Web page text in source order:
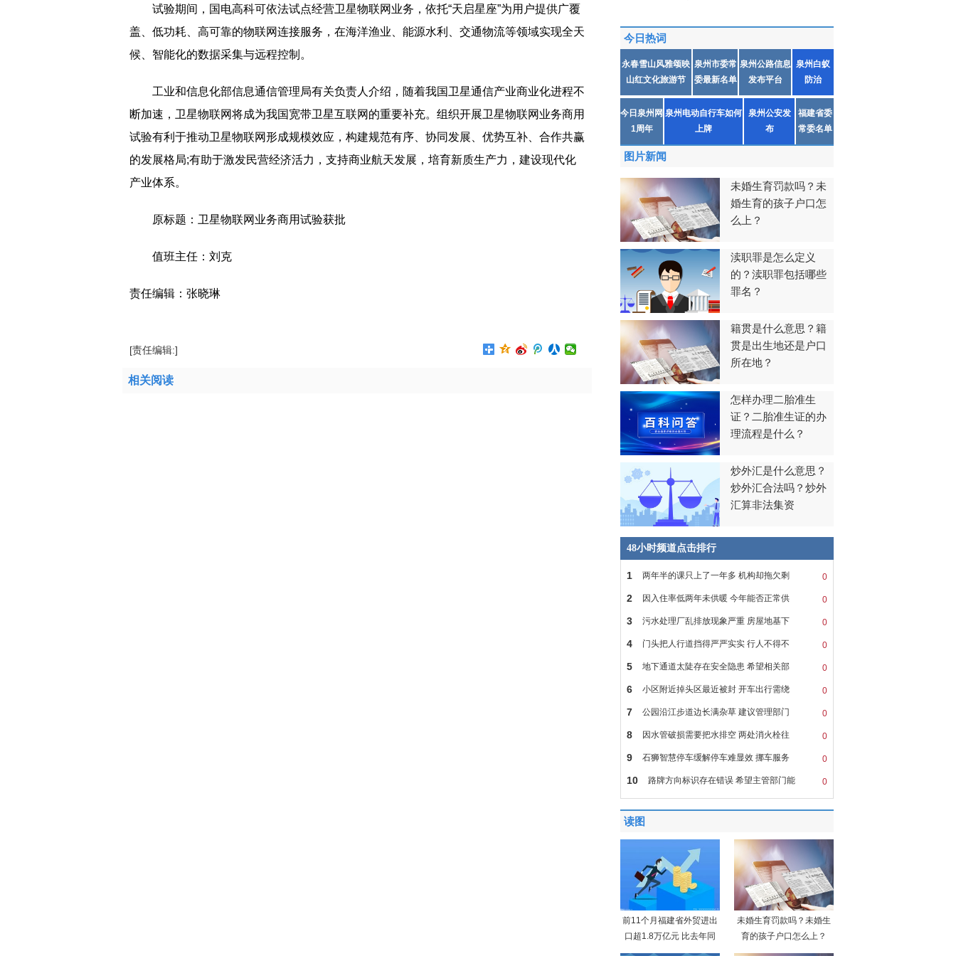
试验期间，国电高科可依法试点经营卫星物联网业务，依托“天启星座”为用户提供广覆
盖、低功耗、高可靠的物联网连接服务，在海洋渔业、能源水利、交通物流等领域实现全天
候、智能化的数据采集与远程控制。
工业和信息化部信息通信管理局有关负责人介绍，随着我国卫星通信产业商业化进程不
断加速，卫星物联网将成为我国宽带卫星互联网的重要补充。组织开展卫星物联网业务商用
试验有利于推动卫星物联网形成规模效应，构建规范有序、协同发展、优势互补、合作共赢
的发展格局;有助于激发民营经济活力，支持商业航天发展，培育新质生产力，建设现代化
产业体系。
原标题：卫星物联网业务商用试验获批
值班主任：刘克
责任编辑：张晓琳
[责任编辑:]
相关阅读
今日热词
永春雪山风雅颂映
山红文化旅游节
泉州市委常
委最新名单
泉州公路信息
发布平台
泉州白蚁
防治
今日泉州网
1周年
泉州电动自行车如何
上牌
泉州公安发
布
福建省委
常委名单
图片新闻
未婚生育罚款吗？未
婚生育的孩子户口怎
么上？
渎职罪是怎么定义
的？渎职罪包括哪些
罪名？
籍贯是什么意思？籍
贯是出生地还是户口
所在地？
怎样办理二胎准生
证？二胎准生证的办
理流程是什么？
炒外汇是什么意思？
炒外汇合法吗？炒外
汇算非法集资
48小时频道点击排行
0
1 两年半的课只上了一年多 机构却拖欠剩
0
2 因入住率低两年未供暖 今年能否正常供
0
3 污水处理厂乱排放现象严重 房屋地基下
0
4 门头把人行道挡得严严实实 行人不得不
0
5 地下通道太陡存在安全隐患 希望相关部
0
6 小区附近掉头区最近被封 开车出行需绕
0
7 公园沿江步道边长满杂草 建议管理部门
0
8 因水管破损需要把水排空 两处消火栓往
0
9 石狮智慧停车缓解停车难显效 挪车服务
0
10 路牌方向标识存在错误 希望主管部门能
读图
前11个月福建省外贸进出
口超1.8万亿元 比去年同
未婚生育罚款吗？未婚生
育的孩子户口怎么上？